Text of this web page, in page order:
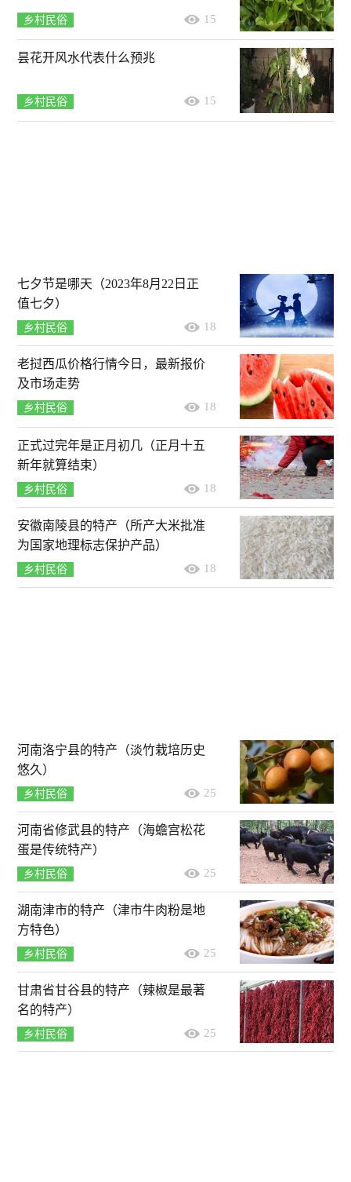
乡村民俗 15
昙花开风水代表什么预兆
乡村民俗 15
七夕节是哪天（2023年8月22日正
值七夕）
乡村民俗 18
老挝西瓜价格行情今日，最新报价
及市场走势
乡村民俗 18
正式过完年是正月初几（正月十五
新年就算结束）
乡村民俗 18
安徽南陵县的特产（所产大米批准
为国家地理标志保护产品）
乡村民俗 18
河南洛宁县的特产（淡竹栽培历史
悠久）
乡村民俗 25
河南省修武县的特产（海蟾宫松花
蛋是传统特产）
乡村民俗 25
湖南津市的特产（津市牛肉粉是地
方特色）
乡村民俗 25
甘肃省甘谷县的特产（辣椒是最著
名的特产）
乡村民俗 25